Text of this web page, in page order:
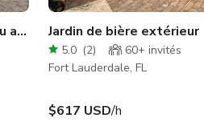
avec piscineJardin de bière extérieur
5.0 (2) 60+ invités
Fort Lauderdale, FL
$617 USD/h